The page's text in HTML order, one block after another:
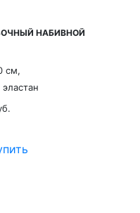
НАБИВНОЙ